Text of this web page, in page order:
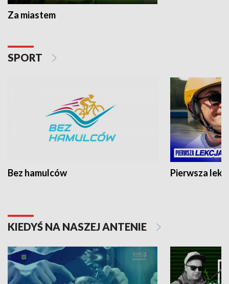
Za miastem
SPORT
Bez hamulców Pierwsza
KIEDYŚ NA NASZEJ ANTENIE